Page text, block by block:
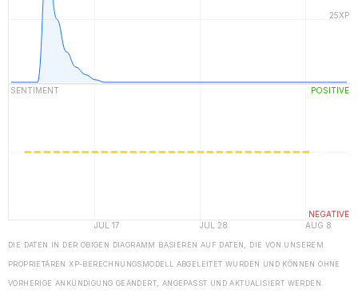
DIE DATEN IN DER OBIGEN DIAGRAMM BASIEREN AUF DATEN, DIE VON UNSEREM
PROPRIETÄREN XP-BERECHNUNGSMODELL ABGELEITET WURDEN UND KÖNNEN OHNE
VORHERIGE ANKÜNDIGUNG GEÄNDERT, ANGEPASST UND AKTUALISIERT WERDEN.